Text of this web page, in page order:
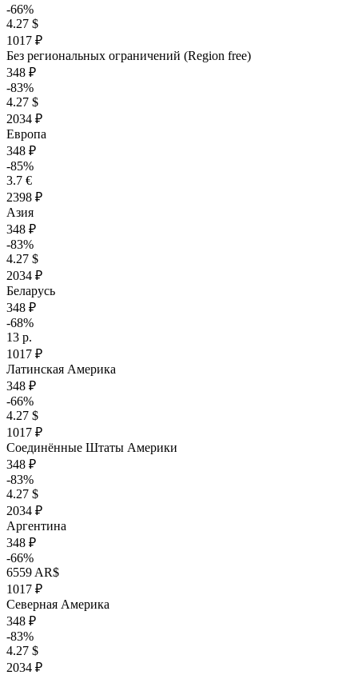
-66%
4.27 $
1017 ₽
Без региональных ограничений (Region free)
348 ₽
-83%
4.27 $
2034 ₽
Европа
348 ₽
-85%
3.7 €
2398 ₽
Азия
348 ₽
-83%
4.27 $
2034 ₽
Беларусь
348 ₽
-68%
13 р.
1017 ₽
Латинская Америка
348 ₽
-66%
4.27 $
1017 ₽
Соединённые Штаты Америки
348 ₽
-83%
4.27 $
2034 ₽
Аргентина
348 ₽
-66%
6559 AR$
1017 ₽
Северная Америка
348 ₽
-83%
4.27 $
2034 ₽